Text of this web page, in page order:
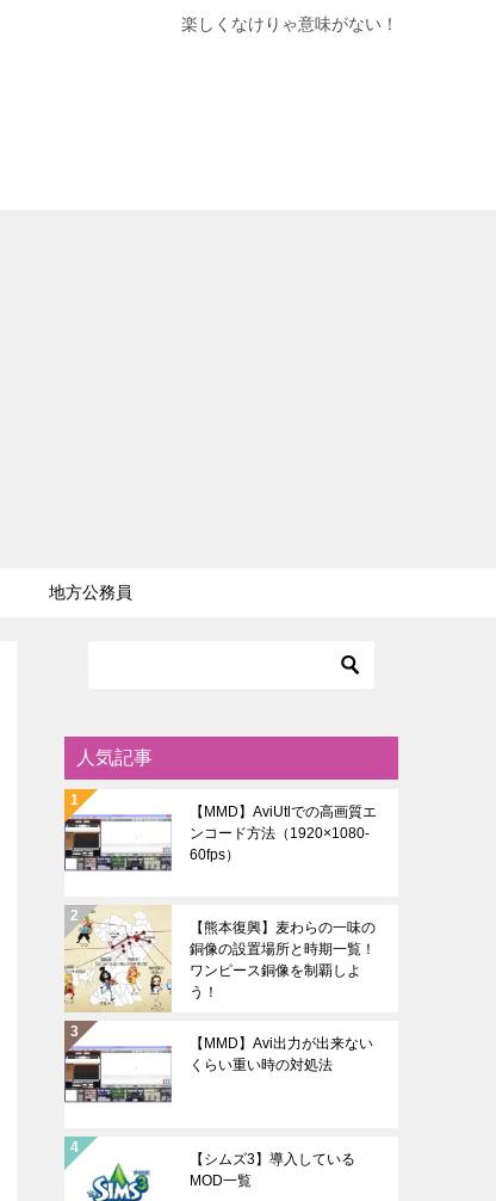
楽しくなけりゃ意味がない！
地方公務員
人気記事
【MMD】AviUtlでの高画質エ
ンコード方法（1920×1080-
60fps）
【熊本復興】麦わらの一味の
銅像の設置場所と時期一覧！
ワンピース銅像を制覇しよ
う！
【MMD】Avi出力が出来ない
くらい重い時の対処法
【シムズ3】導入している
MOD一覧